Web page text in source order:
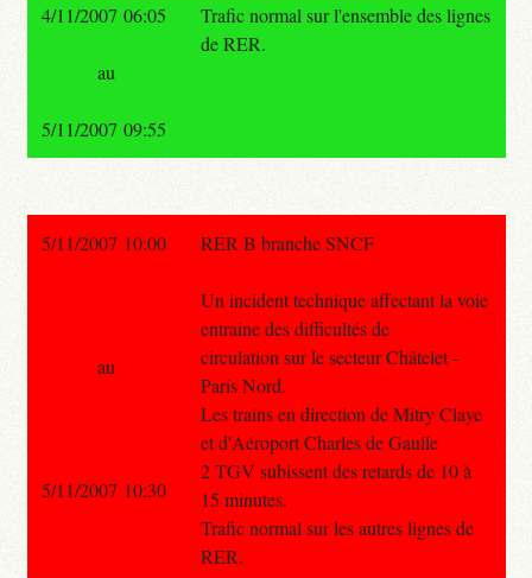
4/11/2007 06:05
Trafic normal sur l'ensemble des lignes
de RER.
au
5/11/2007 09:55
5/11/2007 10:00 RER B branche SNCF
Un incident technique affectant la voie
entraine des difficultés de
circulation sur le secteur Châtelet -
Paris Nord.
Les trains en direction de Mitry Claye
et d'Aéroport Charles de Gaulle
2 TGV subissent des retards de 10 à
15 minutes.
Trafic normal sur les autres lignes de
RER.
au
5/11/2007 10:30